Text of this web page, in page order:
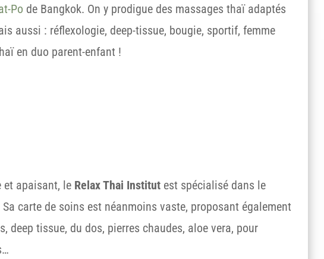
Po de Bangkok. On y prodigue des massages thaï adaptés
aussi : réflexologie, deep-tissue, bougie, sportif, femme
en duo parent-enfant !
apaisant, le Relax Thai Institut est spécialisé dans le
carte de soins est néanmoins vaste, proposant également
deep tissue, du dos, pierres chaudes, aloe vera, pour